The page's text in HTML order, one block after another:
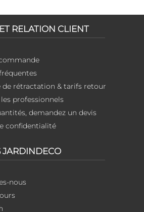
RELATION CLIENT
de rétractation & tarifs retour
professionnels
demandez un devis
confidentialité
JARDINDECO
nous